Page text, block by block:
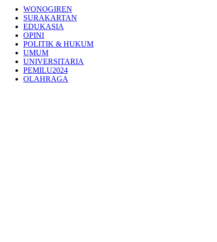
WONOGIREN
SURAKARTAN
EDUKASIA
OPINI
POLITIK & HUKUM
UMUM
UNIVERSITARIA
PEMILU2024
OLAHRAGA